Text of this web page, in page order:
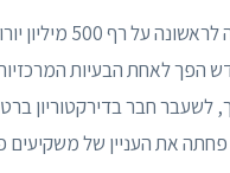
ב-2010, הרווח של
הפך לאחת הבעיות
לשעבר חבר בדירקטוריון
פחתה את העניין של